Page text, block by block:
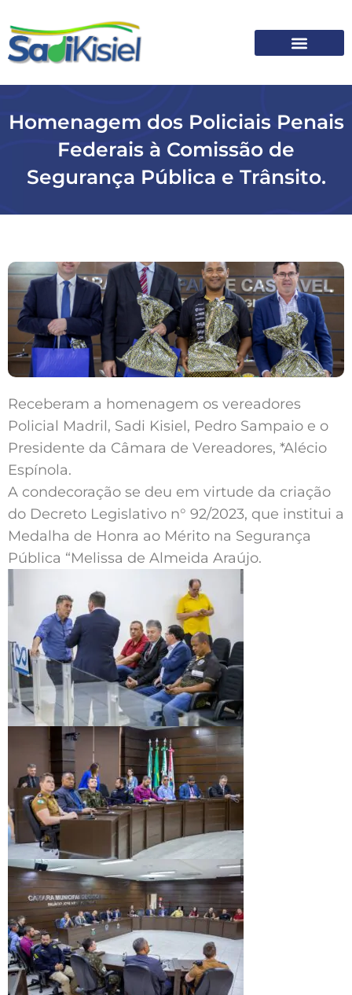
Homenagem dos Policiais Penais
Federais à Comissão de
Segurança Pública e Trânsito.
Receberam a homenagem os vereadores
Policial Madril, Sadi Kisiel, Pedro Sampaio e o
Presidente da Câmara de Vereadores, *Alécio
Espínola.
A condecoração se deu em virtude da criação
do Decreto Legislativo n° 92/2023, que institui a
Medalha de Honra ao Mérito na Segurança
Pública “Melissa de Almeida Araújo.